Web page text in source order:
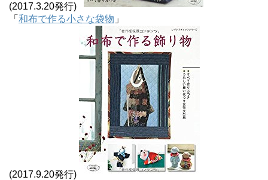
(2017.3.20発行)
「 和布で作る小さな袋物 」
(2017.9.20発行)